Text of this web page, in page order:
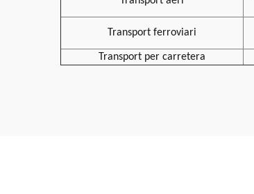
Transport ferroviari
Transport per carretera